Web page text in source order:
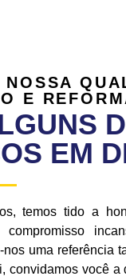
NOSSA
E
EM
temos tido a
nos uma referência
convidamos você